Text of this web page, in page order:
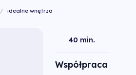
/ idealne wnętrza
40 min.
Współpraca